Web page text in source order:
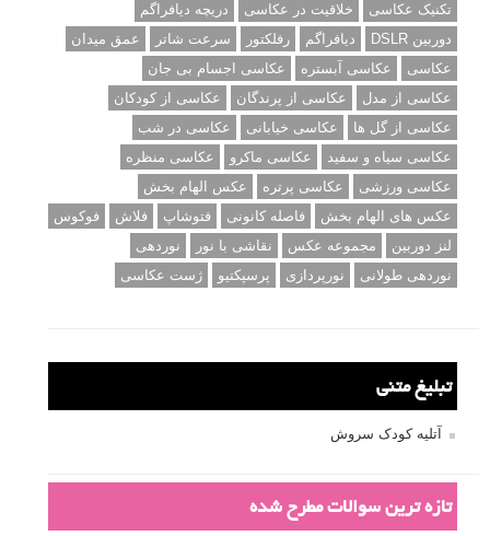
تکنیک عکاسی
خلاقیت در عکاسی
دریچه دیافراگم
دوربین DSLR
دیافراگم رفلکتور سرعت شاتر
عمق میدان
عکاسی
عکاسی آبستره
عکاسی اجسام بی جان
عکاسی از مدل
عکاسی از پرندگان
عکاسی از کودکان
عکاسی از گل ها
عکاسی خیابانی
عکاسی در شب
عکاسی سیاه و سفید
عکاسی ماکرو
عکاسی منظره
عکاسی ورزشی
عکاسی پرتره
عکس الهام بخش
عکس های الهام بخش
فاصله کانونی فتوشاپ فلاش
فوکوس
لنز دوربین
مجموعه عکس نقاشی با نور
نوردهی
نوردهی طولانی
نورپردازی پرسپکتیو ژست عکاسی
تبلیغ متنی
آتلیه کودک سروش
تازه ترین سوالات مطرح شده